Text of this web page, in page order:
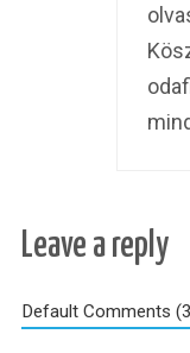
Leave a reply
Default Comments